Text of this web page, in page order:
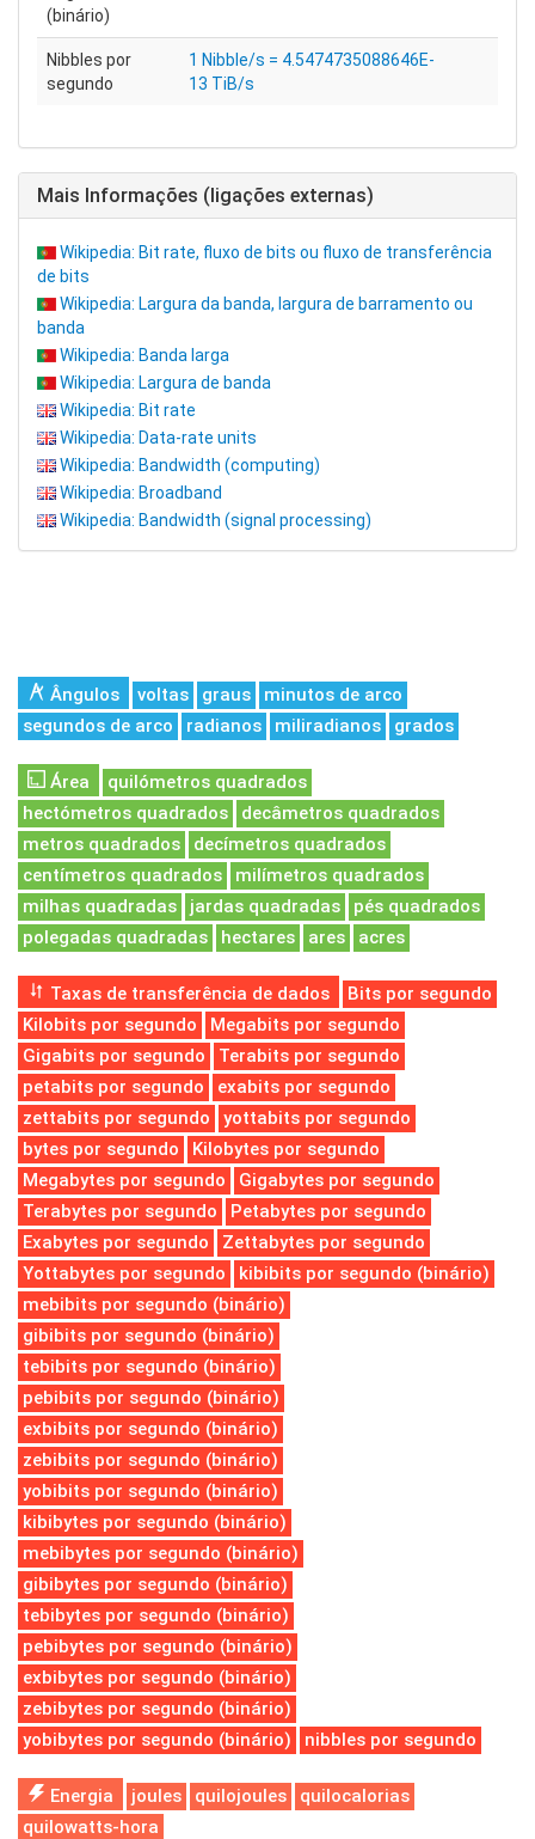
(binário)
Nibbles por
segundo
1 Nibble/s = 4.5474735088646E-
13 TiB/s
Mais Informações (ligações externas)
Wikipedia: Bit rate, fluxo de bits ou fluxo de transferência
de bits
Wikipedia: Largura da banda, largura de barramento ou
banda
Wikipedia: Banda larga
Wikipedia: Largura de banda
Wikipedia: Bit rate
Wikipedia: Data-rate units
Wikipedia: Bandwidth (computing)
Wikipedia: Broadband
Wikipedia: Bandwidth (signal processing)
Ângulos voltas graus
minutos de arco
segundos de arco
radianos miliradianos grados
Área
quilómetros quadrados
hectómetros quadrados
decâmetros quadrados
metros quadrados
decímetros quadrados
centímetros quadrados
milímetros quadrados
milhas quadradas
jardas quadradas
pés quadrados
polegadas quadradas
hectares ares acres
Taxas de transferência de dados
Bits por segundo
Kilobits por segundo
Megabits por segundo
Gigabits por segundo
Terabits por segundo
petabits por segundo
exabits por segundo
zettabits por segundo
yottabits por segundo
bytes por segundo
Kilobytes por segundo
Megabytes por segundo
Gigabytes por segundo
Terabytes por segundo
Petabytes por segundo
Exabytes por segundo
Zettabytes por segundo
Yottabytes por segundo
kibibits por segundo (binário)
mebibits por segundo (binário)
gibibits por segundo (binário)
tebibits por segundo (binário)
pebibits por segundo (binário)
exbibits por segundo (binário)
zebibits por segundo (binário)
yobibits por segundo (binário)
kibibytes por segundo (binário)
mebibytes por segundo (binário)
gibibytes por segundo (binário)
tebibytes por segundo (binário)
pebibytes por segundo (binário)
exbibytes por segundo (binário)
zebibytes por segundo (binário)
yobibytes por segundo (binário)
nibbles por segundo
Energia joules quilojoules
quilocalorias
quilowatts-hora